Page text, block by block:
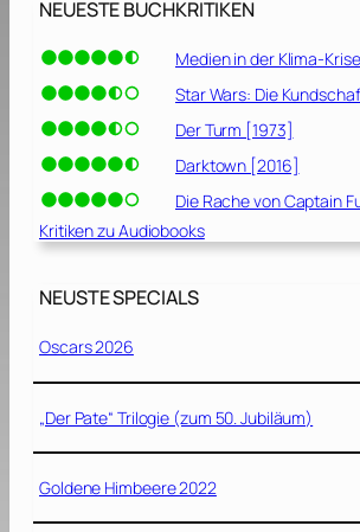
NEUESTE BUCHKRITIKEN
Medien in der Klima-
Star Wars: Die
Der Turm [1973]
Darktown [2016]
Die Rache von Captain
Kritiken zu Audiobooks
NEUSTE SPECIALS
Oscars 2026
„Der Pate“ Trilogie (zum 50. Jubiläum)
Goldene Himbeere 2022